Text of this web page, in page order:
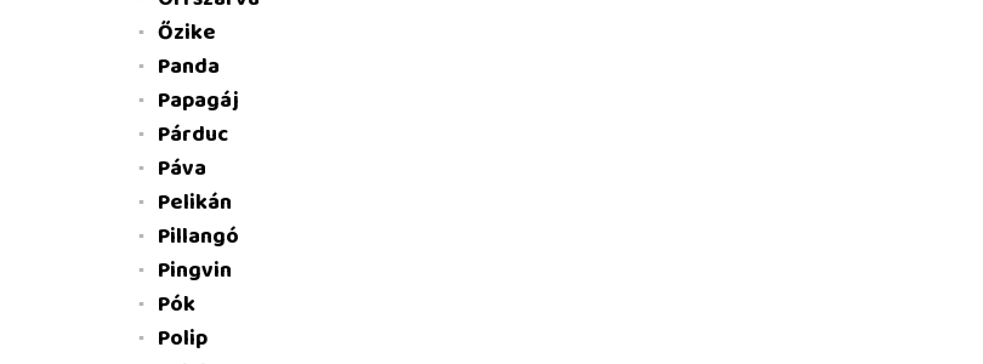
Őzike
Panda
Papagáj
Párduc
Páva
Pelikán
Pillangó
Pingvin
Pók
Polip